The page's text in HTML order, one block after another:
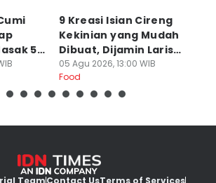
5
9 Kreasi Isian Cireng
Kekinian yang Mudah
Dibuat, Dijamin Laris
untuk Jualan
05 Agu 2026, 13:00 WIB
Food
TeamContact UsTerms of Services